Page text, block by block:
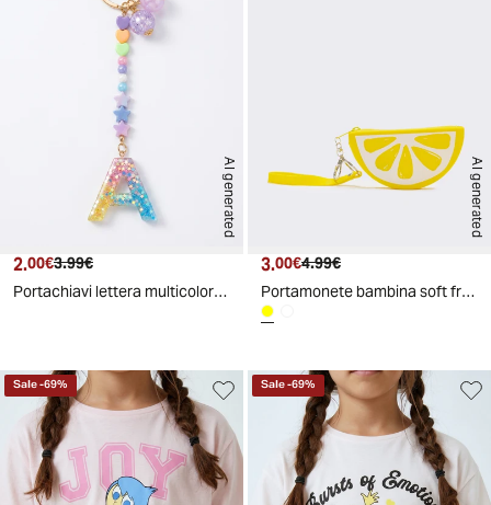
AI generated
Prezzo attuale
2.00€ Prezzo originale
3.99€
Portachiavi lettera multicolor bambina - Assortito
AI generated
Prezzo attuale
3.00€ Prezzo originale
4.99€
Portamonete bambina soft fruit - Giallo
Sale-69% Sale-69%